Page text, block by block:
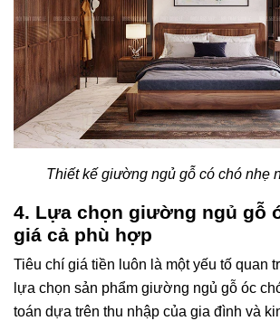
Thiết kế giường ngủ gỗ có chó nhẹ
4. Lựa chọn giường ngủ gỗ
giá cả phù hợp
Tiêu chí giá tiền luôn là một yếu tố quan
lựa chọn sản phẩm giường ngủ gỗ óc
toán dựa trên thu nhập của gia đình và